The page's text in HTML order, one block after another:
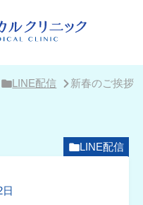
LINE配信 新春のご挨拶
LINE配信